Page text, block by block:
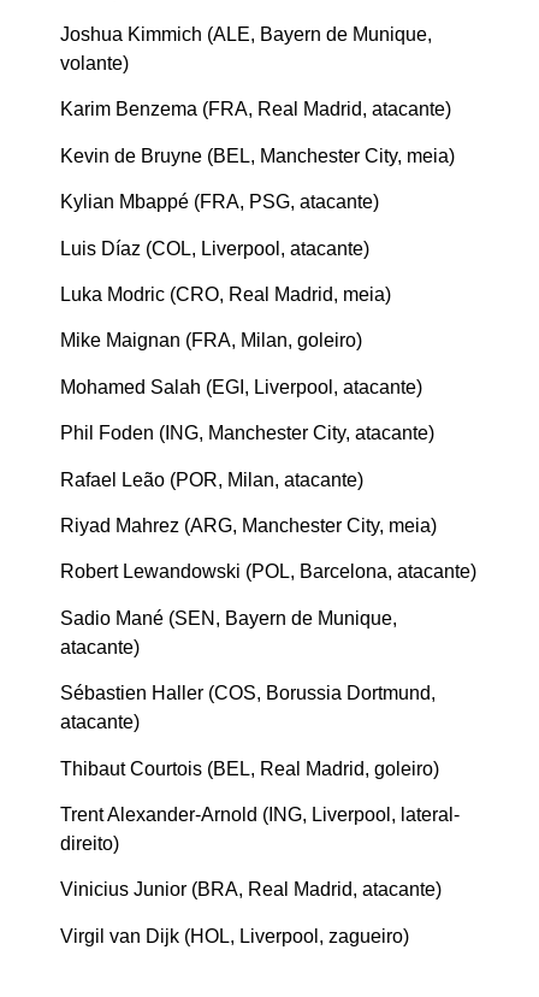
Joshua Kimmich (ALE, Bayern de Munique,
volante)
Karim Benzema (FRA, Real Madrid, atacante)
Kevin de Bruyne (BEL, Manchester City, meia)
Kylian Mbappé (FRA, PSG, atacante)
Luis Díaz (COL, Liverpool, atacante)
Luka Modric (CRO, Real Madrid, meia)
Mike Maignan (FRA, Milan, goleiro)
Mohamed Salah (EGI, Liverpool, atacante)
Phil Foden (ING, Manchester City, atacante)
Rafael Leão (POR, Milan, atacante)
Riyad Mahrez (ARG, Manchester City, meia)
Robert Lewandowski (POL, Barcelona, atacante)
Sadio Mané (SEN, Bayern de Munique,
atacante)
Sébastien Haller (COS, Borussia Dortmund,
atacante)
Thibaut Courtois (BEL, Real Madrid, goleiro)
Trent Alexander-Arnold (ING, Liverpool, lateral-
direito)
Vinicius Junior (BRA, Real Madrid, atacante)
Virgil van Dijk (HOL, Liverpool, zagueiro)